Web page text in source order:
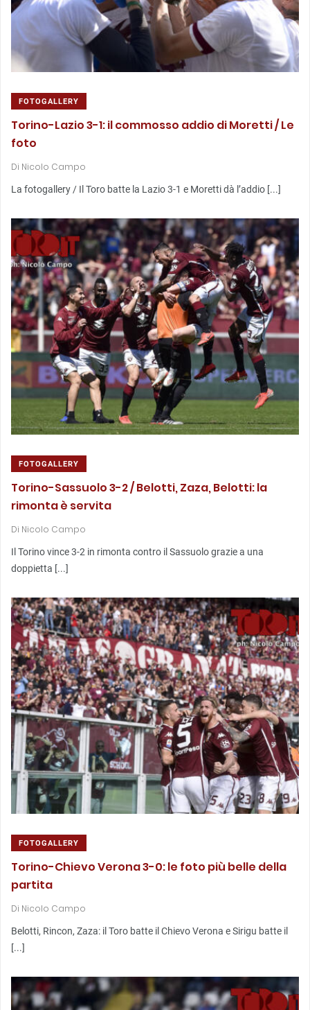
FOTOGALLERY
Torino-Lazio 3-1: il commosso addio di Moretti / Le
foto
Di Nicolo Campo
La fotogallery / Il Toro batte la Lazio 3-1 e Moretti dà l’addio [...]
FOTOGALLERY
Torino-Sassuolo 3-2 / Belotti, Zaza, Belotti: la
rimonta è servita
Di Nicolo Campo
Il Torino vince 3-2 in rimonta contro il Sassuolo grazie a una
doppietta [...]
FOTOGALLERY
Torino-Chievo Verona 3-0: le foto più belle della
partita
Di Nicolo Campo
Belotti, Rincon, Zaza: il Toro batte il Chievo Verona e Sirigu batte il
[...]